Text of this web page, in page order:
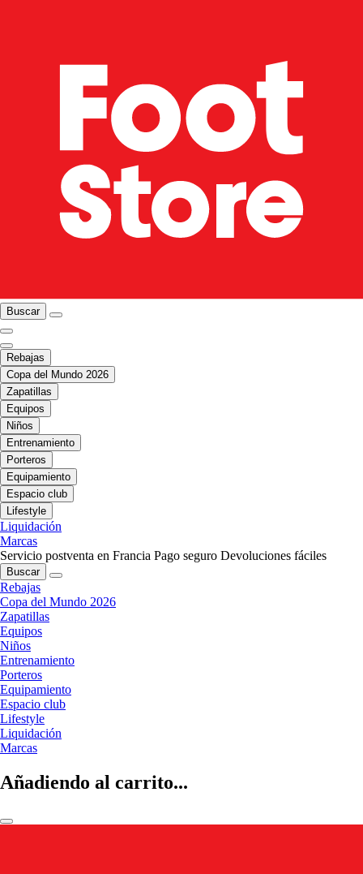
Buscar
Rebajas
Copa del Mundo 2026
Zapatillas
Equipos
Niños
Entrenamiento
Porteros
Equipamiento
Espacio club
Lifestyle
Liquidación
Marcas
Servicio postventa en Francia Pago seguro Devoluciones fáciles
Buscar
Rebajas
Copa del Mundo 2026
Zapatillas
Equipos
Niños
Entrenamiento
Porteros
Equipamiento
Espacio club
Lifestyle
Liquidación
Marcas
Añadiendo al carrito...